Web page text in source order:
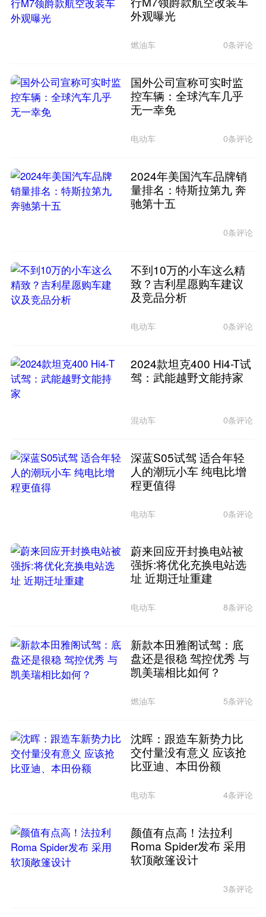
外观曝光
燃油车 0条评论
国外公司宣称可实时监
控车辆：全球汽车几乎
无一幸免
电动车 0条评论
2024年美国汽车品牌销
量排名：特斯拉第九 奔
驰第十五
0条评论
不到10万的小车这么精
致？吉利星愿购车建议
及竞品分析
电动车 0条评论
2024款坦克400 Hi4-T试
驾：武能越野文能持家
混动车 0条评论
深蓝S05试驾 适合年轻
人的潮玩小车 纯电比增
程更值得
电动车 0条评论
蔚来回应开封换电站被
强拆:将优化充换电站选
址 近期迁址重建
电动车 8条评论
新款本田雅阁试驾：底
盘还是很稳 驾控优秀 与
凯美瑞相比如何？
燃油车 5条评论
沈晖：跟造车新势力比
交付量没有意义 应该抢
比亚迪、本田份额
电动车 4条评论
颜值有点高！法拉利
Roma Spider发布 采用
软顶敞篷设计
3条评论